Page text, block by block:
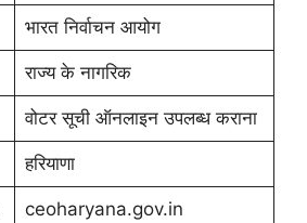
भारत निर्वाचन आयोग
राज्य के नागरिक
वोटर सूची ऑनलाइन उपलब्ध कराना
हरियाणा
ceoharyana.gov.in